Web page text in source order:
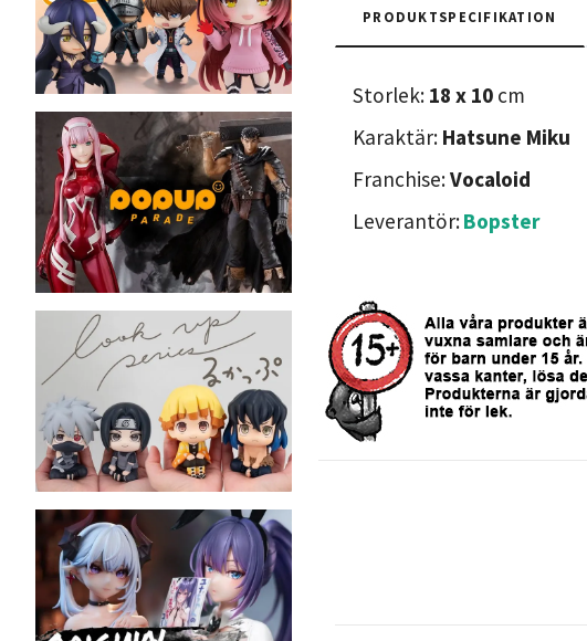
PRODUKTSPECIFIKATION
Storlek: 18 x 10 cm
Karaktär: Hatsune Miku
Franchise:Vocaloid
Leverantör:Bopster